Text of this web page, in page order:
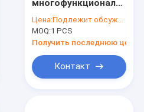
многофункциональная
RGB цветовая
сортировка
Цена:Подлежит обсуждению
MOQ:1 PCS
Получить последнюю цену
Контакт